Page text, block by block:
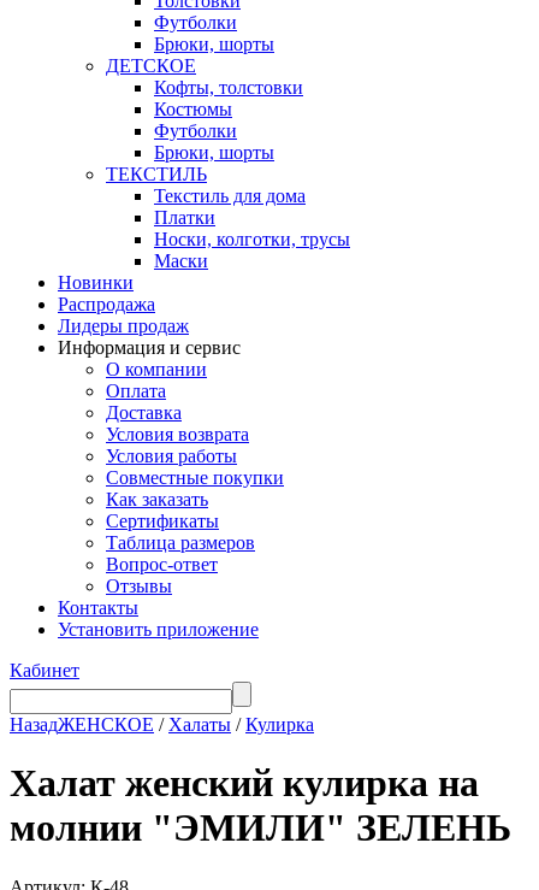
Футболки
Брюки, шорты
ДЕТСКОЕ
Кофты, толстовки
Костюмы
Футболки
Брюки, шорты
ТЕКСТИЛЬ
Текстиль для дома
Платки
Носки, колготки, трусы
Маски
Новинки
Распродажа
Лидеры продаж
Информация и сервис
О компании
Оплата
Доставка
Условия возврата
Условия работы
Совместные покупки
Как заказать
Сертификаты
Таблица размеров
Вопрос-ответ
Отзывы
Контакты
Установить приложение
Кабинет
НазадЖЕНСКОЕ / Халаты /Кулирка
Халат женский кулирка на
молнии "ЭМИЛИ" ЗЕЛЕНЬ